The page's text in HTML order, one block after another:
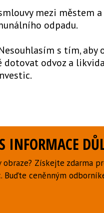
mezi městem
odpadu.
s tím, aby
dotovat odvoz a
INFORMACE
Získejte zdarma
Buďte ceněnným